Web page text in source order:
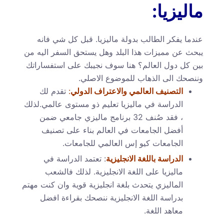
ماليزيا:
عندما يفكر الطالب بدولة ماليزيا. قبل كل شي فانه
يبحث عن مميزات هذا البلد وهل يستحق السفر اليه من
بين كل دول العالم؟ هنا سوف نجيبك على استفساراتك
وننصحك الى الذهاب للموضوع الاصلي.
التصنيف العالمي والاعتراف الدولي: تقدم لك
الدراسة في ماليزيا تعليم ذو مستوى عالمي.لذلك
، فقد صُنف 32 برنامج ماليزي جامعي ضمن
أفضل الجامعات في العالم بناء على تصنيف
الجامعات كيو إس العالمي للجامعات.
الدراسة باللغة الانجليزية: تعتمد الدراسة في
ماليزيا على اللغة الانجليزية. لذلك فالشعب
الماليزي يتحدث بلغة انجليزية قوية وان كنت مهتم
بدراسة اللغة الانجليزية ننصحك بقراءة افضل
معاهد اللغة.